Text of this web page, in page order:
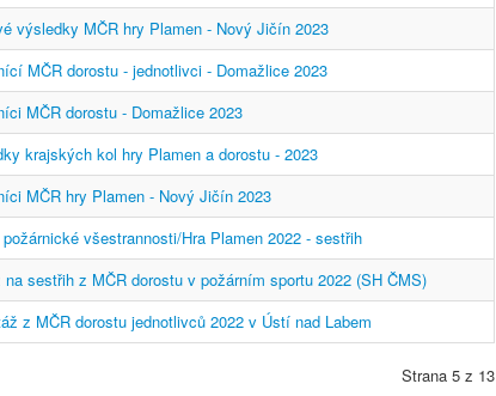
výsledky MČR hry Plamen - Nový Jičín 2023
MČR dorostu - jednotlivci - Domažlice 2023
MČR dorostu - Domažlice 2023
krajských kol hry Plamen a dorostu - 2023
MČR hry Plamen - Nový Jičín 2023
všestrannosti/Hra Plamen 2022 - sestřih
na sestřih z MČR dorostu v požárním sportu 2022 (SH ČMS)
z MČR dorostu jednotlivců 2022 v Ústí nad Labem
Strana 5 z 13